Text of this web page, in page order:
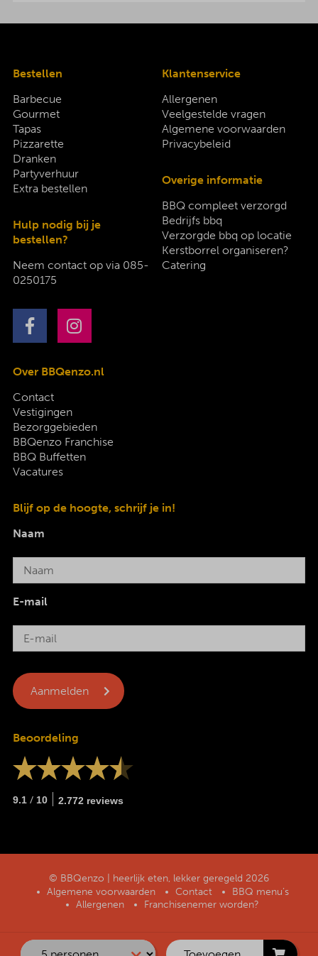
Bestellen
Barbecue
Gourmet
Tapas
Pizzarette
Dranken
Partyverhuur
Extra bestellen
Hulp nodig bij je
bestellen?
Neem contact op via 085-
0250175
Klantenservice
Allergenen
Veelgestelde vragen
Algemene voorwaarden
Privacybeleid
Overige informatie
BBQ compleet verzorgd
Bedrijfs bbq
Verzorgde bbq op locatie
Kerstborrel organiseren?
Catering
Over BBQenzo.nl
Contact
Vestigingen
Bezorggebieden
BBQenzo Franchise
BBQ Buffetten
Vacatures
Blijf op de hoogte, schrijf je in!
Naam
E-mail
Beoordeling
9.1 / 10 2.772 reviews
© BBQenzo | heerlijk eten, lekker geregeld 2026
Algemene voorwaarden
Contact
BBQ menu’s
Allergenen
Franchisenemer worden?